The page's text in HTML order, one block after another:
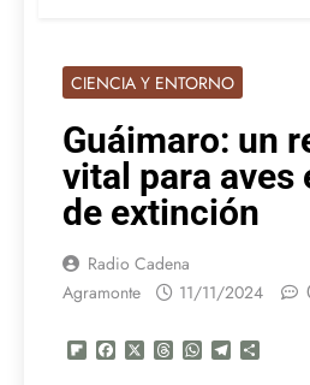
CIENCIA Y ENTORNO
Guáimaro: un
vital para aves
de extinción
Radio Cadena
Agramonte
11/11/2024
Flipboard
FacebookThreadsWhatsApp
Telegram